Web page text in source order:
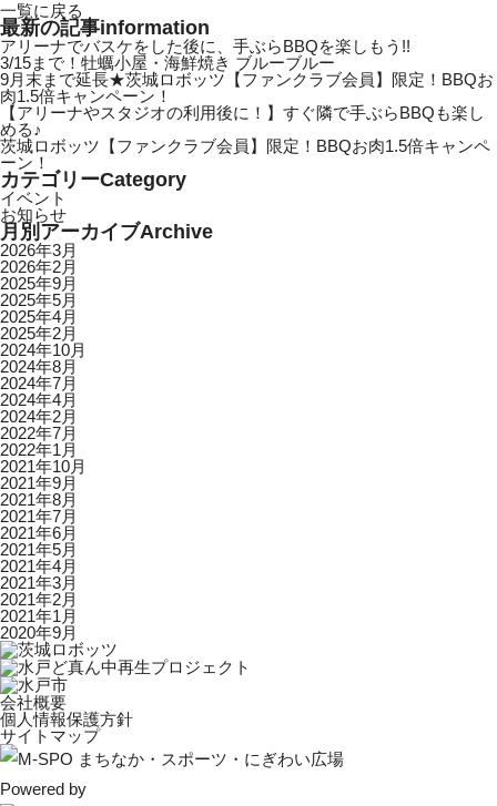
一覧に戻る
最新の記事information
アリーナでバスケをした後に、手ぶらBBQを楽しもう!!
3/15まで！牡蠣小屋・海鮮焼き ブルーブルー
9月末まで延長★茨城ロボッツ【ファンクラブ会員】限定！BBQお
肉1.5倍キャンペーン！
【アリーナやスタジオの利用後に！】すぐ隣で手ぶらBBQも楽し
める♪
茨城ロボッツ【ファンクラブ会員】限定！BBQお肉1.5倍キャンペ
ーン！
カテゴリーCategory
イベント
お知らせ
月別アーカイブArchive
2026年3月
2026年2月
2025年9月
2025年5月
2025年4月
2025年2月
2024年10月
2024年8月
2024年7月
2024年4月
2024年2月
2022年7月
2022年1月
2021年10月
2021年9月
2021年8月
2021年7月
2021年6月
2021年5月
2021年4月
2021年3月
2021年2月
2021年1月
2020年9月
会社概要
個人情報保護方針
サイトマップ
Powered by